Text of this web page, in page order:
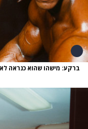
ברקע: מישהו שהוא כנראה